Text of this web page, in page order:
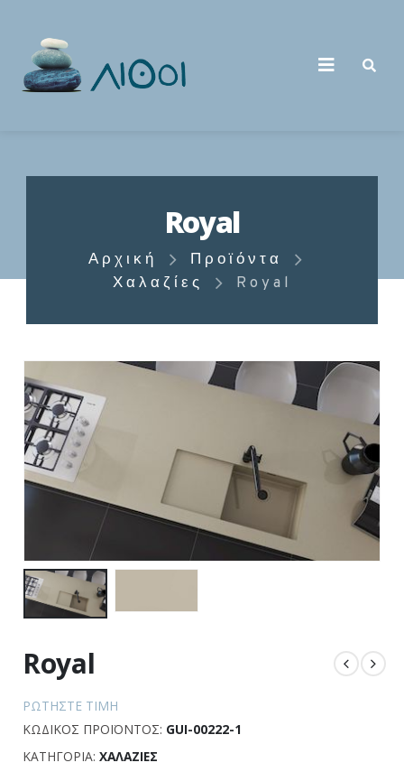
Royal
Αρχική
Προϊόντα
Χαλαζίες
Royal
Royal
ΡΩΤΉΣΤΕ ΤΙΜΉ
ΚΩΔΙΚΌΣ ΠΡΟΪΌΝΤΟΣ: GUI-00222-1
ΚΑΤΗΓΟΡΊΑ: ΧΑΛΑΖΊΕΣ